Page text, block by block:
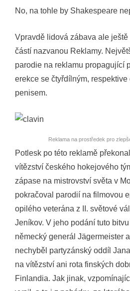
No, na tohle by Shakespeare
Vpravdě lidová zábava ale
částí nazvanou Reklamy.
parodie na reklamu propagující
erekce se čtyřdílným, respektive
penisem.
Reklama na prostředek pro
Potlesk po této reklamě
vítězství českého hokejového
zápase na mistrovství světa v
pokračoval parodií na filmovou
opilého veterána z II. světové
Jeníkov. V jeho podání tuto
německý generál Jägermeister
nechyběl partyzánský oddíl
na vítězství ani rota finských
Finlandia. Jak jinak,